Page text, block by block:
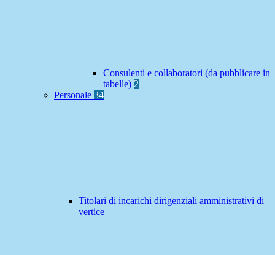
Consulenti e collaboratori (da pubblicare in
tabelle) 2
Personale 34
Titolari di incarichi dirigenziali amministrativi di
vertice